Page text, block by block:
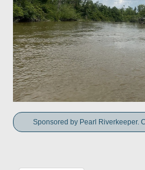
Sponsored by Pearl Riverkeeper.